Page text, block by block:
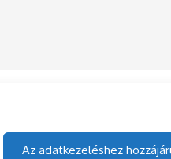
Az adatkezeléshez